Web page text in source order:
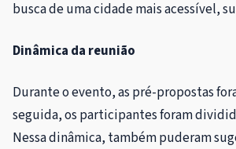
busca de uma cidade mais acessível,
Dinâmica da reunião
Durante o evento, as pré-propostas
seguida, os participantes foram
Nessa dinâmica, também puderam